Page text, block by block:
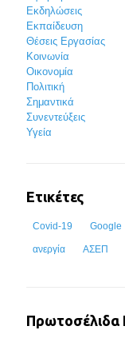
Εκδηλώσεις
Εκπαίδευση
Θέσεις Εργασίας
Κοινωνία
Οικονομία
Πολιτική
Σημαντικά
Συνεντεύξεις
Υγεία
Ετικέτες
Covid-19 Google
ανεργία ΑΣΕΠ
Πρωτοσέλιδα